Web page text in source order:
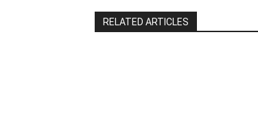
RELATED ARTICLES